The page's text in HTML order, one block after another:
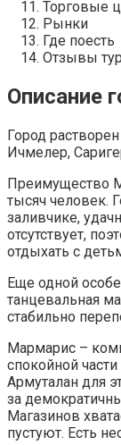
Торговые
Рынки
Где поесть
Отзывы
Описание
Город
Ичмелер,
Преимущество
тысяч человек.
заливчике,
отсутствует,
отдыхать с
Еще одной
танцевальная
стабильно
Мармарис –
спокойной части
Армуталан для
за
Магазинов
пустуют. Есть